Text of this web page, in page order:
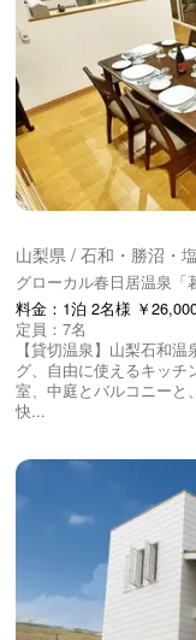
山梨県 / 石和・勝沼・
グローカル春日居温泉「
料金：1泊 2名様 ￥
定員：7名
【貸切温泉】山梨石和
グ、自由に使えるキッチ
室、中庭とバルコニーと
快...